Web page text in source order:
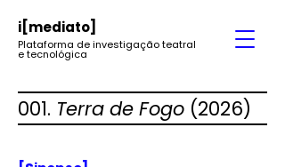
i[mediato]
Plataforma de investigação teatral
e tecnológica
001. Terra de Fogo (2026)